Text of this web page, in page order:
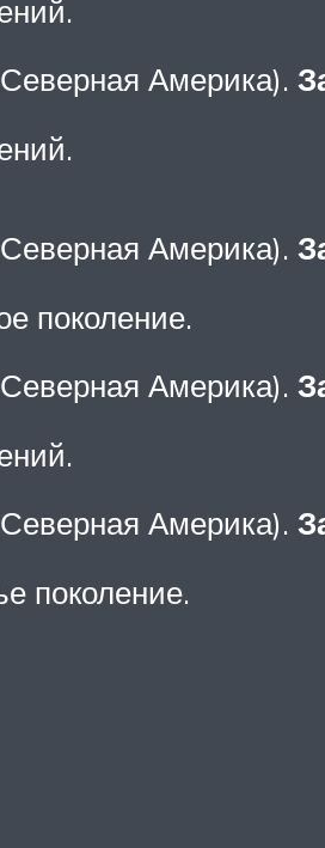
Америка).
Америка).
поколение.
Америка).
Америка).
поколение.